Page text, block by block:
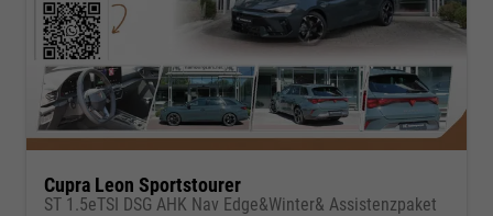
Cupra Leon Sportstourer
ST 1.5eTSI DSG AHK Nav Edge&Winter& Assistenzpaket